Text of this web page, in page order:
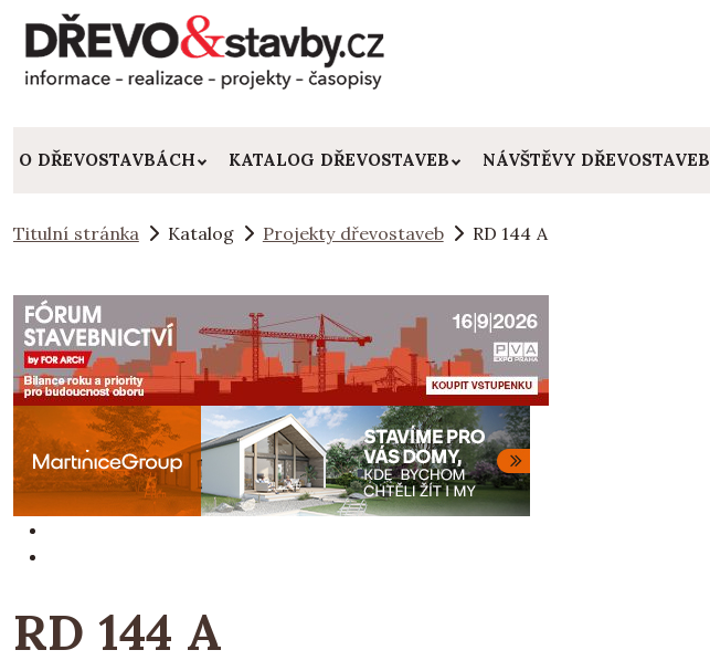
O DŘEVOSTAVBÁCH KATALOG DŘEVOSTAVEB NÁVŠTĚVY DŘEVOSTAVEB
Titulní stránka Katalog Projekty dřevostaveb RD 144 A
RD 144 A